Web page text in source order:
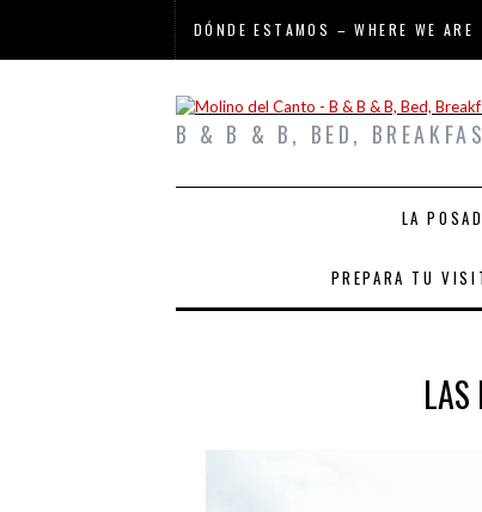
DÓNDE ESTAMOS – WHERE WE ARE
B & B & B, BED,
LA
PREPARA TU
LAS